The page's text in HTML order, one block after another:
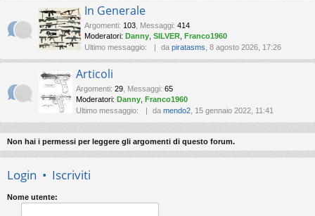
In Generale
Argomenti: 103 Messaggi: 414
Moderatori: Danny SILVER Franco1960
Ultimo messaggio:
da piratasms , 8 agosto 2026, 17:26
Articoli
Argomenti: 29 Messaggi: 65
Moderatori: Danny Franco1960
Ultimo messaggio:
da mendo2 , 15 gennaio 2022, 11:41
Non hai i permessi per leggere gli argomenti di questo forum.
Login • Iscriviti
Nome utente: